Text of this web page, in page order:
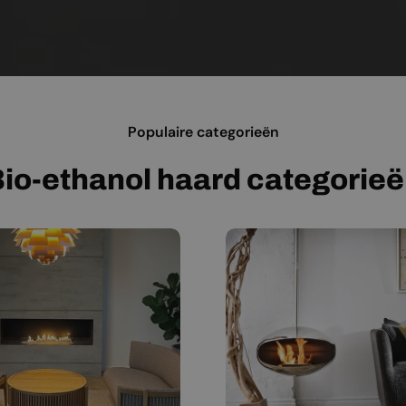
Populaire categorieën
ethanol haard